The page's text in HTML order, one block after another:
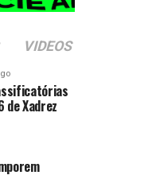
VIDEOS
de Xadrez